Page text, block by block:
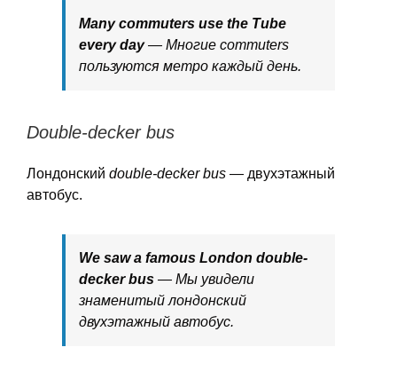
Many commuters use the Tube
every day— Многие commuters
пользуются метро каждый день.
Double-decker bus
Лондонский double-decker bus — двухэтажный
автобус.
We saw a famous London double-
decker bus — Мы увидели
знаменитый лондонский
двухэтажный автобус.